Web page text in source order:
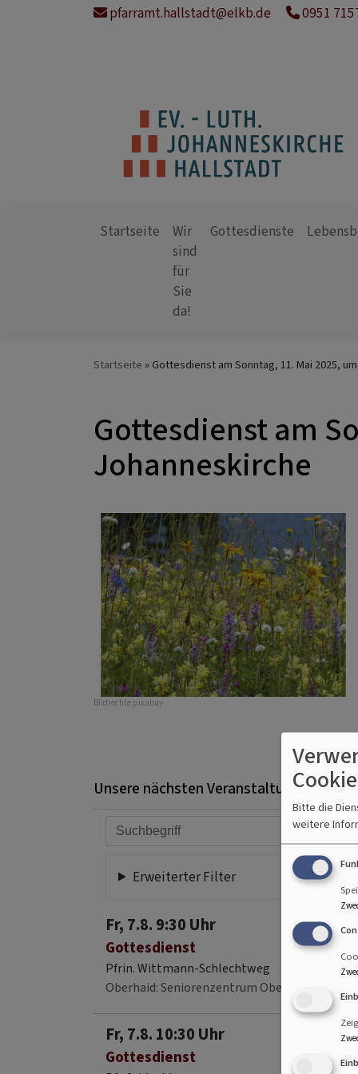
pfarramt.hallstadt@elkb.de 0951
Hauptnavigation
Startseite
Wir
sind
für
Sie
da!
Gottesdienste
Startseite Gottesdienst am Sonntag, 11. Mai 2025,
Gottesdienst am
Johanneskirche
Bildrechte pixabay
Unsere nächsten Veranstaltungen
Erweiterter Filter
Fr, 7.8. 9:30 Uhr
Gottesdienst
Pfrin. Wittmann-Schlechtweg
Oberhaid Seniorenzentrum Oberhaid
Fr, 7.8. 10:30 Uhr
Gottesdienst
Bitte die
weitere